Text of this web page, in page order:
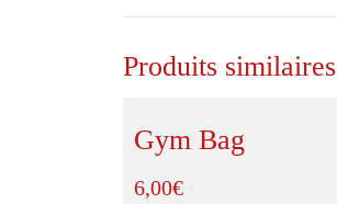
Produits similaires
Gym Bag
6,00€